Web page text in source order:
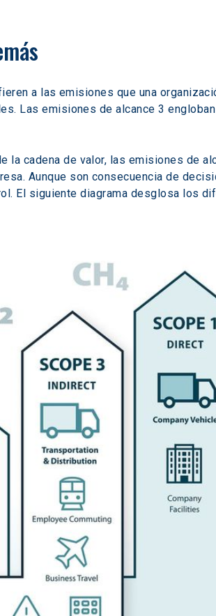
a las emisiones que una
Las emisiones de alcance 3
la cadena de valor, las emisiones de
Aunque son consecuencia de
El siguiente diagrama desglosa los